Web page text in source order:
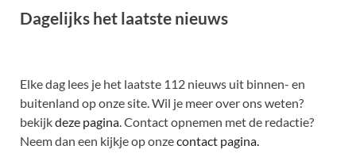
Dagelijks het laatste nieuws
Elke dag lees je het laatste 112 nieuws uit binnen- en
buitenland op onze site. Wil je meer over ons weten?
bekijkdeze pagina. Contact opnemen met de redactie?
Neem dan een kijkje op onzecontact pagina.